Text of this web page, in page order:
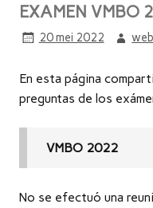
EXAMEN VMBO
20 mei 2022
En esta página
preguntas de los
VMBO 2022
No se efectuó una